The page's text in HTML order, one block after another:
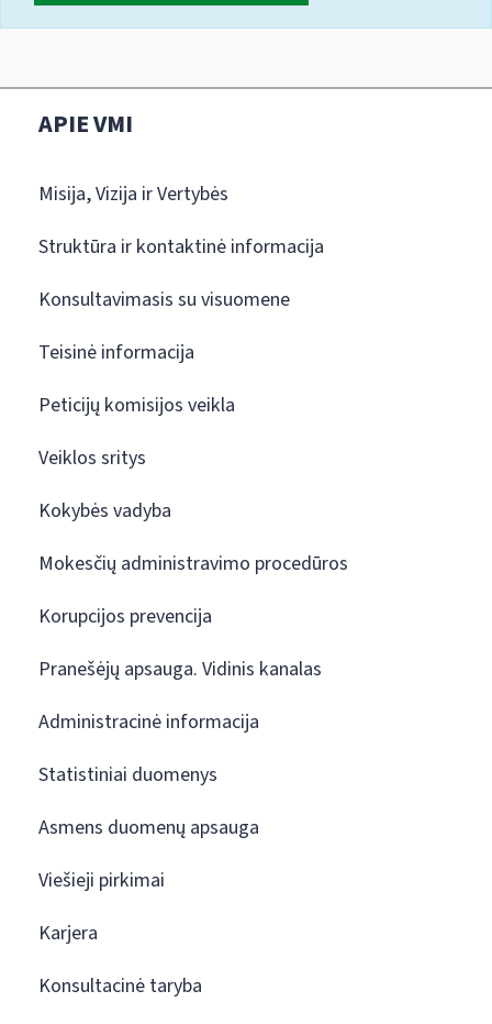
APIE VMI
Misija, Vizija ir Vertybės
Struktūra ir kontaktinė informacija
Konsultavimasis su visuomene
Teisinė informacija
Peticijų komisijos veikla
Veiklos sritys
Kokybės vadyba
Mokesčių administravimo procedūros
Korupcijos prevencija
Pranešėjų apsauga. Vidinis kanalas
Administracinė informacija
Statistiniai duomenys
Asmens duomenų apsauga
Viešieji pirkimai
Karjera
Konsultacinė taryba